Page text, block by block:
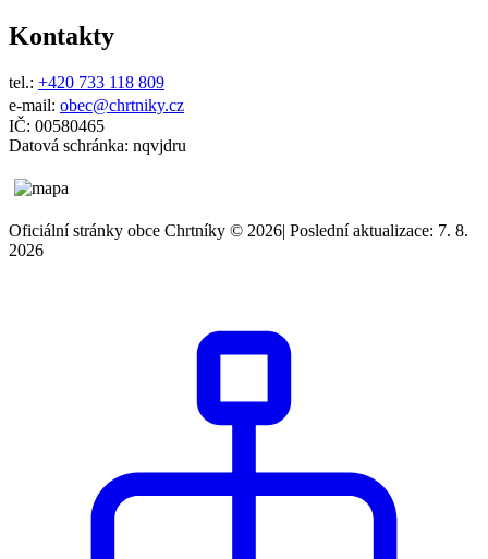
Kontakty
tel.: +420 733 118 809
e-mail: obec@chrtniky.cz
IČ: 00580465
Datová schránka: nqvjdru
Oficiální stránky obce Chrtníky © 2026| Poslední aktualizace: 7. 8.
2026